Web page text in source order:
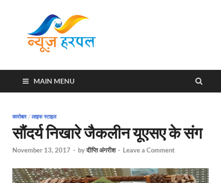
MAIN MENU
कारोबार/ लाइफ स्टाइल
सौंदर्य निखारे जैकलीन यूएसए के संग
November 13, 2017 - byदीप्ति अंगरीश - Leave a Comment